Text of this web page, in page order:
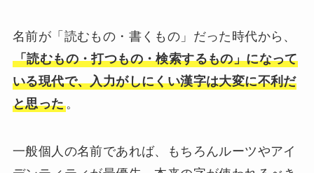
名前が「読むもの・書くもの」だった時代から、
「読むもの・打つもの・検索するもの」になって
いる現代で、入力がしにくい漢字は大変に不利だ
と思った。
一般個人の名前であれば、もちろんルーツやアイ